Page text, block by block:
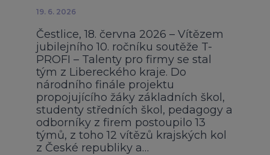
19. 6. 2026
Čestlice, 18. června 2026 – Vítězem
jubilejního 10. ročníku soutěže T-
PROFI – Talenty pro firmy se stal
tým z Libereckého kraje. Do
národního finále projektu
propojujícího žáky základních škol,
studenty středních škol, pedagogy a
odborníky z firem postoupilo 13
týmů, z toho 12 vítězů krajských kol
z České republiky a…